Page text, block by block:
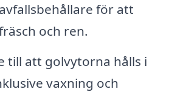
för att
och ren.
till att golvytorna hålls i
vaxning och